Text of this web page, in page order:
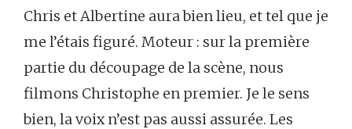
Chris et Albertine aura bien lieu, et tel que je
me l’étais figuré. Moteur : sur la première
partie du découpage de la scène, nous
filmons Christophe en premier. Je le sens
bien, la voix n’est pas aussi assurée. Les